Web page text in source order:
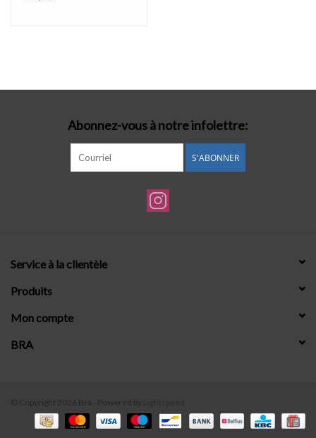
Abonnez-vous à notre infolettre:
S'ABONNER
Service à la clientèle
Produits
Mon compte
BRA
© Copyright 2026 Bra - Powered by